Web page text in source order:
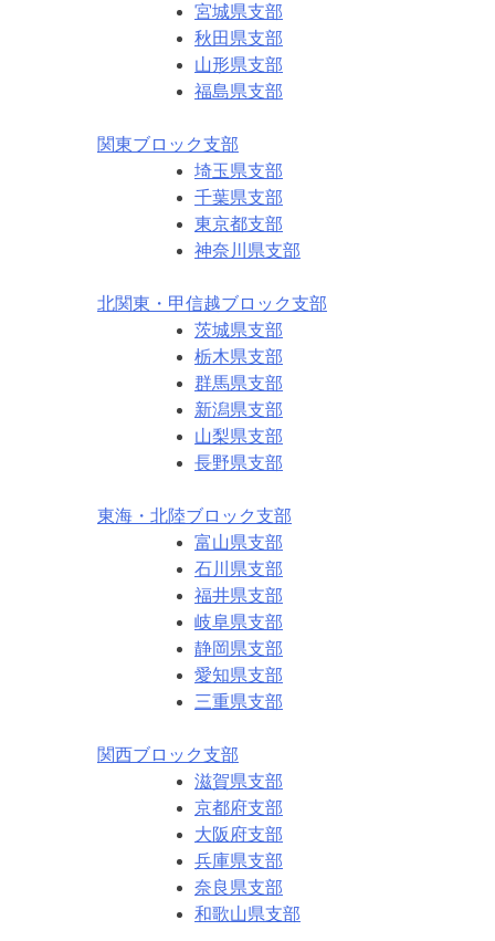
宮城県支部
秋田県支部
山形県支部
福島県支部
関東ブロック支部
埼玉県支部
千葉県支部
東京都支部
神奈川県支部
北関東・甲信越ブロック支部
茨城県支部
栃木県支部
群馬県支部
新潟県支部
山梨県支部
長野県支部
東海・北陸ブロック支部
富山県支部
石川県支部
福井県支部
岐阜県支部
静岡県支部
愛知県支部
三重県支部
関西ブロック支部
滋賀県支部
京都府支部
大阪府支部
兵庫県支部
奈良県支部
和歌山県支部